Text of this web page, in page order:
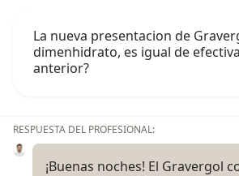
La nueva presentacion de
dimenhidrato, es igual de
anterior?
RESPUESTA DEL PROFESIONAL:
¡Buenas noches! El Gravergol